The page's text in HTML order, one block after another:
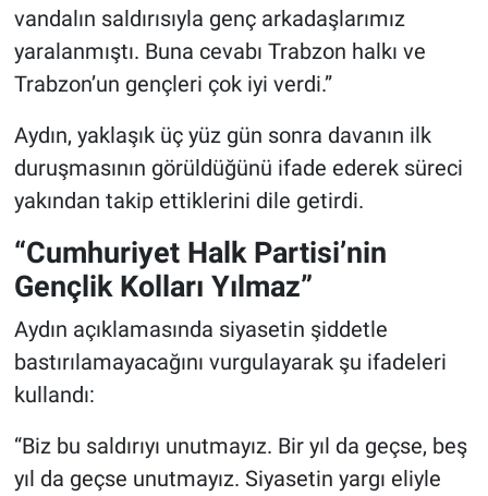
vandalın saldırısıyla genç arkadaşlarımız
yaralanmıştı. Buna cevabı Trabzon halkı ve
Trabzon’un gençleri çok iyi verdi.”
Aydın, yaklaşık üç yüz gün sonra davanın ilk
duruşmasının görüldüğünü ifade ederek süreci
yakından takip ettiklerini dile getirdi.
“Cumhuriyet Halk Partisi’nin
Gençlik Kolları Yılmaz”
Aydın açıklamasında siyasetin şiddetle
bastırılamayacağını vurgulayarak şu ifadeleri
kullandı:
“Biz bu saldırıyı unutmayız. Bir yıl da geçse, beş
yıl da geçse unutmayız. Siyasetin yargı eliyle